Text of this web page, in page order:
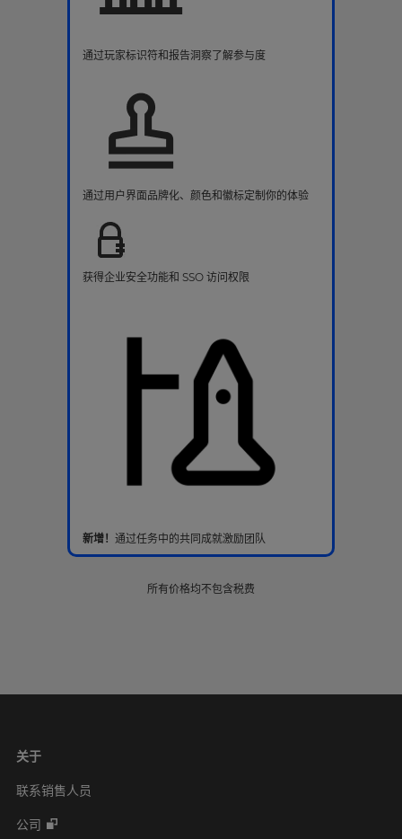
通过玩家标识符和报告洞察了解参与度
通过用户界面品牌化、颜色和徽标定制你的体验
获得企业安全功能和 SSO 访问权限
新增！ 通过任务中的共同成就激励团队
所有价格均不包含税费
关于
联系销售人员
公司